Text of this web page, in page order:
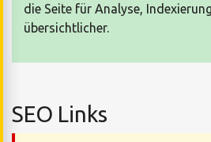
die Seite für Analyse,
übersichtlicher.
SEO Links